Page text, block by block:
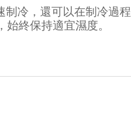
冷，還可以在制冷過
始終保持適宜濕度。